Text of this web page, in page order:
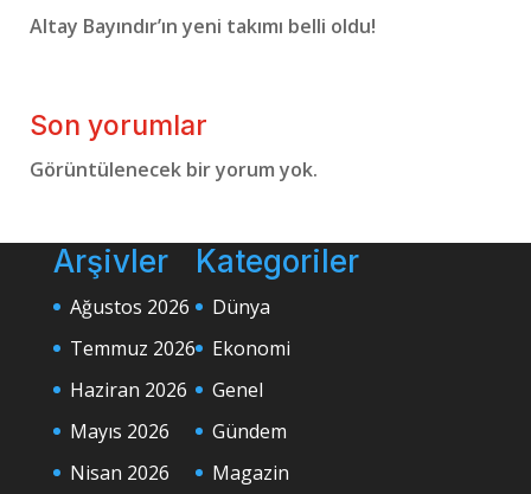
Altay Bayındır’ın yeni takımı belli oldu!
Son yorumlar
Görüntülenecek bir yorum yok.
Arşivler
Ağustos 2026
Temmuz 2026
Haziran 2026
Mayıs 2026
Nisan 2026
Kategoriler
Dünya
Ekonomi
Genel
Gündem
Magazin